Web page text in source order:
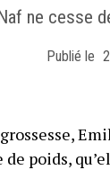
ne cesse
Publié le
poids,